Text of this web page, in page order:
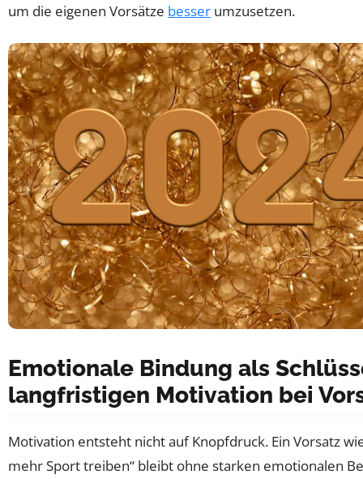
um die eigenen Vorsätze besser umzusetzen.
Emotionale Bindung als
langfristigen Motivation bei
Motivation entsteht nicht auf Knopfdruck. Ein Vorsatz
mehr Sport treiben“ bleibt ohne starken emotionalen